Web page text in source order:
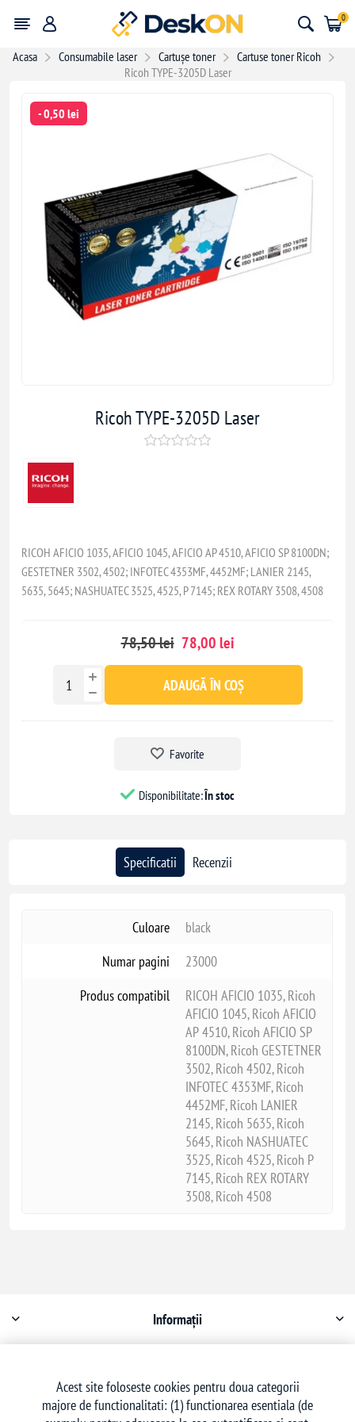
0
Acasa Consumabile laser Cartușe toner
Cartuse toner Ricoh
Ricoh TYPE-3205D Laser
- 0,50 lei
Ricoh TYPE-3205D Laser
RICOH AFICIO 1035, AFICIO 1045, AFICIO AP 4510, AFICIO SP 8100DN;
GESTETNER 3502, 4502; INFOTEC 4353MF, 4452MF; LANIER 2145,
5635, 5645; NASHUATEC 3525, 4525, P 7145; REX ROTARY 3508, 4508
78,50 lei 78,00 lei
ADAUGĂ ÎN COȘ
Favorite
Disponibilitate:În stoc
Specificatii Recenzii
Culoare
black
Numar pagini
23000
Produs compatibil
RICOH AFICIO 1035, Ricoh
AFICIO 1045, Ricoh AFICIO
AP 4510, Ricoh AFICIO SP
8100DN, Ricoh GESTETNER
3502, Ricoh 4502, Ricoh
INFOTEC 4353MF, Ricoh
4452MF, Ricoh LANIER
2145, Ricoh 5635, Ricoh
5645, Ricoh NASHUATEC
3525, Ricoh 4525, Ricoh P
7145, Ricoh REX ROTARY
3508, Ricoh 4508
Informații
Acest site foloseste cookies pentru doua categorii
majore de functionalitati: (1) functionarea esentiala (de